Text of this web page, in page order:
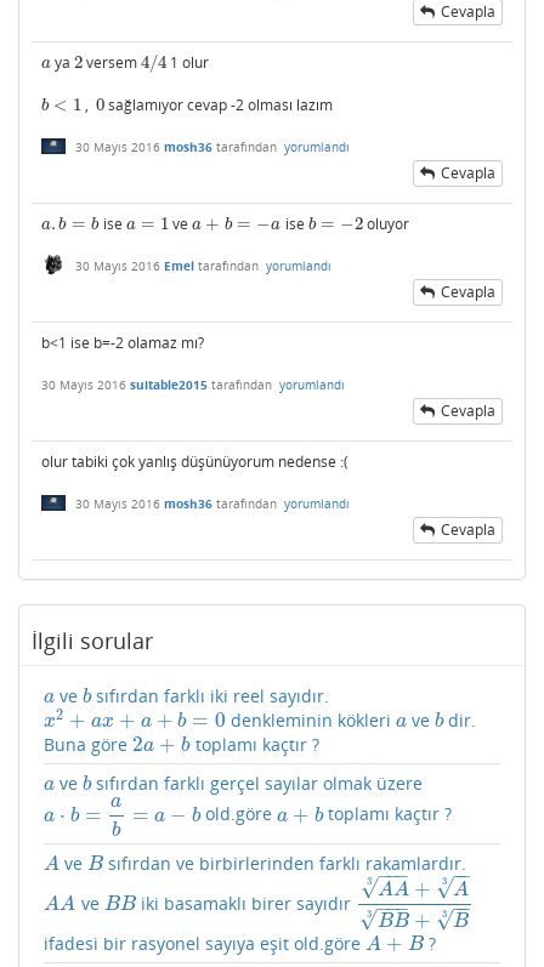
Cevapla
a
a ya2
2versem4/4
4/4 1 olur
b < 1
b <1 ,0
0sağlamıyor cevap -2 olması lazım
30 Mayıs 2016 mosh36 tarafından yorumlandı
Cevapla
a. b = b
a.b= b ise a = 1
a=1 vea + b = −a
a+b=− a ise b = −2
b=−2 oluyor
30 Mayıs 2016 Emel tarafından yorumlandı
Cevapla
b<1 ise b=-2 olamaz mı?
30 Mayıs 2016 suitable2015 tarafından yorumlandı
Cevapla
olur tabiki çok yanlış düşünüyorum nedense :(
30 Mayıs 2016 mosh36 tarafından yorumlandı
Cevapla
İlgili sorular
a
ave b
bsıfırdan farklı iki reel sayıdır.
x2 + ax + a + b = 0
x2+ax +a+ b= 0 denkleminin kökleria
ave b
bdir.
Buna göre 2a + b
2a+b toplamı kaçtır ?
a
ave b
bsıfırdan farklı gerçel sayılar olmak üzere
a ⋅ b = a
b
= a − b
a⋅ b =ab= a− b old.görea + b
a+b toplamı kaçtır ?
A
A ve B
B sıfırdan ve birbirlerinden farklı rakamlardır.
AA
AA ve BB
BB iki basamaklı birer sayıdır
AA
−−
−
√
3 + A
−
−
√
3
BB
−−
−
√
3 + B
−
−
√
3
AA3+A3BB3+B3
ifadesi bir rasyonel sayıya eşit old.göre A + B
A+ B ?